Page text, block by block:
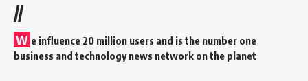
//
W e influence 20 million users and is the number one
business and technology news network on the planet